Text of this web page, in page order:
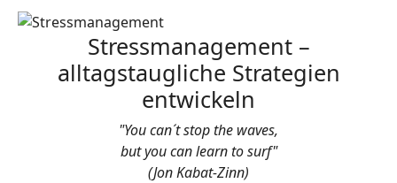
Stressmanagement –
alltagstaugliche Strategien
entwickeln
"You can´t stop the waves,
but you can learn to surf"
(Jon Kabat-Zinn)